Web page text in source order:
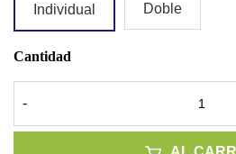
Individual Doble
Cantidad
-